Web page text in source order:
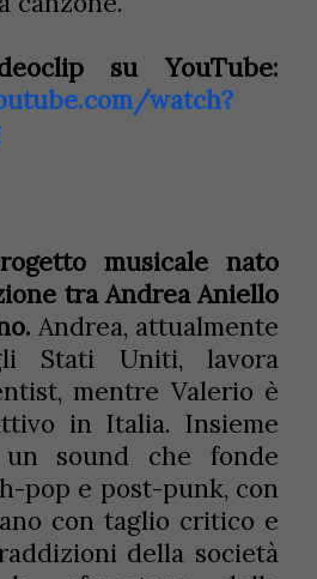
su YouTube:
watch?
musicale nato
tra Andrea Aniello
Andrea, attualmente
Stati Uniti, lavora
mentre Valerio è
in Italia. Insieme
sound che fonde
pop e post-punk, con
con taglio critico e
della società